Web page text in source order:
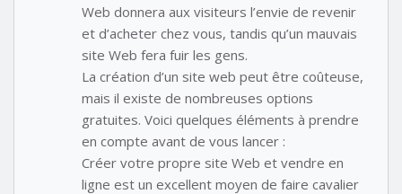
Web donnera aux visiteurs l’envie de revenir
et d’acheter chez vous, tandis qu’un mauvais
site Web fera fuir les gens.
La création d’un site web peut être coûteuse,
mais il existe de nombreuses options
gratuites. Voici quelques éléments à prendre
en compte avant de vous lancer :
Créer votre propre site Web et vendre en
ligne est un excellent moyen de faire cavalier